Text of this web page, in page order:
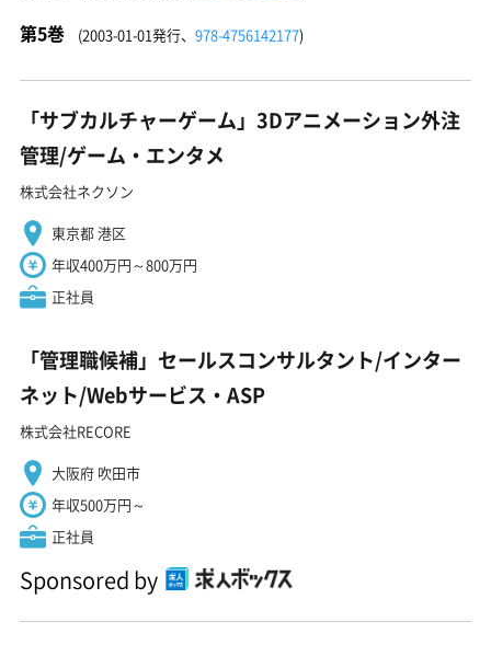
第5巻 (2003-01-01発行、 978-4756142177)
「サブカルチャーゲーム」3Dアニメーション外注
管理/ゲーム・エンタメ
株式会社ネクソン
東京都 港区
年収400万円～800万円
正社員
「管理職候補」セールスコンサルタント/インター
ネット/Webサービス・ASP
株式会社RECORE
大阪府 吹田市
年収500万円～
正社員
Sponsored by